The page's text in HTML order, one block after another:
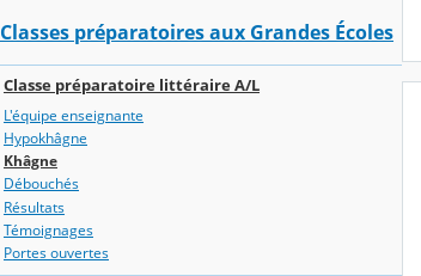
Classes préparatoires aux Grandes Écoles
Classe préparatoire littéraire A/L
L'équipe enseignante
Hypokhâgne
Khâgne
Débouchés
Résultats
Témoignages
Portes ouvertes